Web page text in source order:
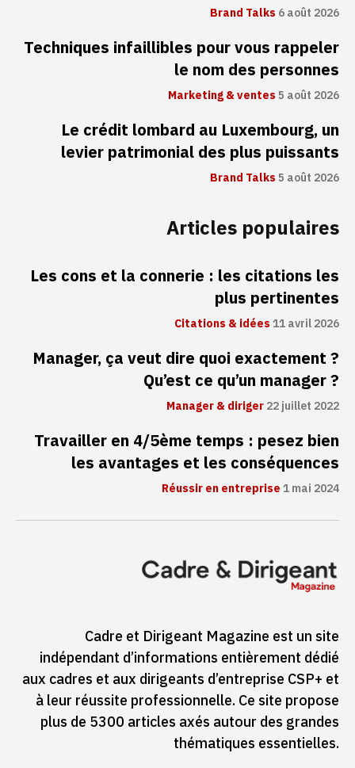
Brand Talks6 août 2026
Techniques infaillibles pour vous rappeler
le nom des personnes
Marketing & ventes5 août 2026
Le crédit lombard au Luxembourg, un
levier patrimonial des plus puissants
Brand Talks5 août 2026
Articles populaires
Les cons et la connerie : les citations les
plus pertinentes
Citations & idées11 avril 2026
Manager, ça veut dire quoi exactement ?
Qu’est ce qu’un manager ?
Manager & diriger22 juillet 2022
Travailler en 4/5ème temps : pesez bien
les avantages et les conséquences
Réussir en entreprise1 mai 2024
Cadre et Dirigeant Magazine est un site
indépendant d’informations entièrement dédié
aux cadres et aux dirigeants d’entreprise CSP+ et
à leur réussite professionnelle. Ce site propose
plus de 5300 articles axés autour des grandes
thématiques essentielles.